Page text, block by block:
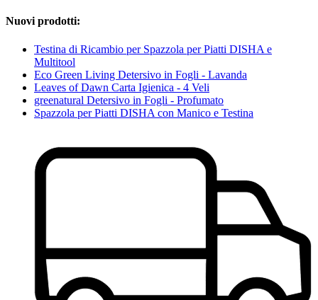
Nuovi prodotti:
Testina di Ricambio per Spazzola per Piatti DISHA e
Multitool
Eco Green Living Detersivo in Fogli - Lavanda
Leaves of Dawn Carta Igienica - 4 Veli
greenatural Detersivo in Fogli - Profumato
Spazzola per Piatti DISHA con Manico e Testina